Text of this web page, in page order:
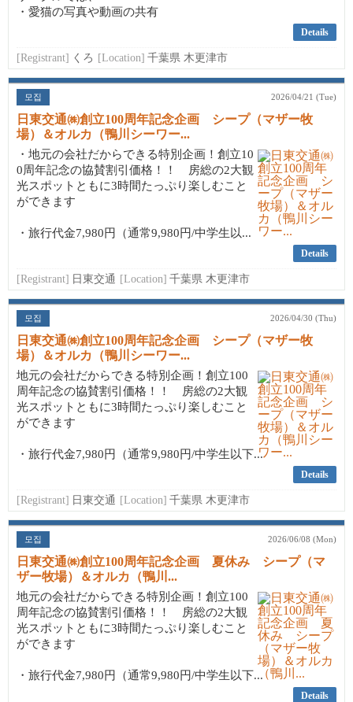
・愛猫の写真や動画の共有
Details
[Registrant] くろ [Location] 千葉県 木更津市
모집 2026/04/21 (Tue)
日東交通㈱創立100周年記念企画 シープ（マザー牧
場）＆オルカ（鴨川シーワー...
・地元の会社だからできる特別企画！創立10
0周年記念の協賛割引価格！！ 房総の2大観
光スポットともに3時間たっぷり楽しむこと
ができます
・旅行代金7,980円（通常9,980円/中学生以...
Details
[Registrant] 日東交通 [Location] 千葉県 木更津市
모집 2026/04/30 (Thu)
日東交通㈱創立100周年記念企画 シープ（マザー牧
場）＆オルカ（鴨川シーワー...
地元の会社だからできる特別企画！創立100
周年記念の協賛割引価格！！ 房総の2大観
光スポットともに3時間たっぷり楽しむこと
ができます
・旅行代金7,980円（通常9,980円/中学生以下...
Details
[Registrant] 日東交通 [Location] 千葉県 木更津市
모집 2026/06/08 (Mon)
日東交通㈱創立100周年記念企画 夏休み シープ（マ
ザー牧場）＆オルカ（鴨川...
地元の会社だからできる特別企画！創立100
周年記念の協賛割引価格！！ 房総の2大観
光スポットともに3時間たっぷり楽しむこと
ができます
・旅行代金7,980円（通常9,980円/中学生以下...
Details